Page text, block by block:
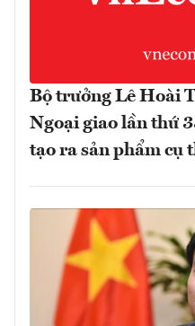
Bộ trưởng Lê Hoài
Ngoại giao lần thứ
tạo ra sản phẩm cụ